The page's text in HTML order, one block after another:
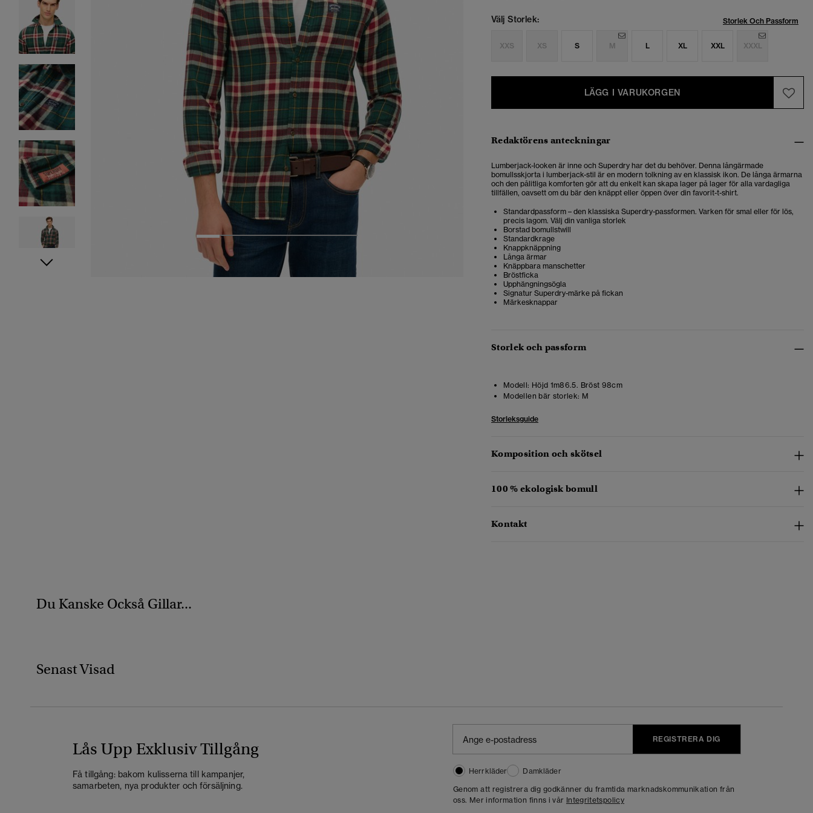
2
Välj Storlek: Storlek Och Passform
XXS XS S M L XL XXL XXXL
LÄGG I VARUKORGEN
Redaktörens anteckningar
Lumberjack-looken är inne och Superdry har det du behöver. Denna långärmade
bomullsskjorta i lumberjack-stil är en modern tolkning av en klassisk ikon. De långa ärmarna
och den pålitliga komforten gör att du enkelt kan skapa lager på lager för alla vardagliga
tillfällen, oavsett om du bär den knäppt eller öppen över din favorit-t-shirt.
Standardpassform – den klassiska Superdry-passformen. Varken för smal eller för lös,
precis lagom. Välj din vanliga storlek
Borstad bomullstwill
Standardkrage
Knappknäppning
Långa ärmar
Knäppbara manschetter
Bröstficka
Upphängningsögla
Signatur Superdry-märke på fickan
Märkesknappar
Storlek och passform
Modell: Höjd 1m86.5. Bröst 98cm
Modellen bär storlek: M
Storleksguide
Komposition och skötsel
100 % ekologisk bomull
Kontakt
Du Kanske Också Gillar...
Senast Visad
Lås Upp Exklusiv Tillgång
Få tillgång: bakom kulisserna till kampanjer,
samarbeten, nya produkter och försäljning.
REGISTRERA DIG
Herrkläder
Damkläder
Genom att registrera dig godkänner du framtida marknadskommunikation från
oss. Mer information finns i vår Integritetspolicy